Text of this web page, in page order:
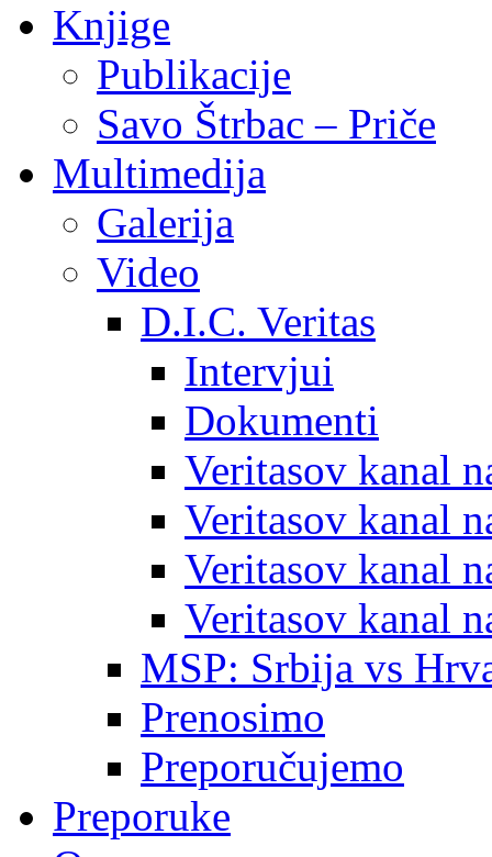
Knjige
Publikacije
Savo Štrbac – Priče
Multimedija
Galerija
Video
D.I.C. Veritas
Intervjui
Dokumenti
Veritasov kanal
Veritasov kanal
Veritasov kanal
Veritasov kanal
MSP: Srbija vs
Prenosimo
Preporučujemo
Preporuke